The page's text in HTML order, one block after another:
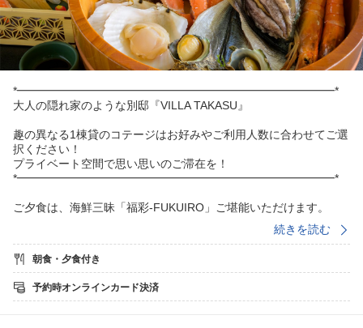
*━━━━━━━━━━━━━━━━━━━━━━━━━━━━*
大人の隠れ家のような別邸『VILLA TAKASU』
趣の異なる1棟貸のコテージはお好みやご利用人数に合わせてご選
択ください！
プライベート空間で思い思いのご滞在を！
*━━━━━━━━━━━━━━━━━━━━━━━━━━━━*
ご夕食は、海鮮三昧「福彩-FUKUIRO」ご堪能いただけます。
潮風とともに広がる海の幸の饗宴をお楽しみください。
朝食は朝から豪華に！
特製あわび釜飯と海鮮鍋で
続きを読む
朝食・夕食付き
予約時オンラインカード決済